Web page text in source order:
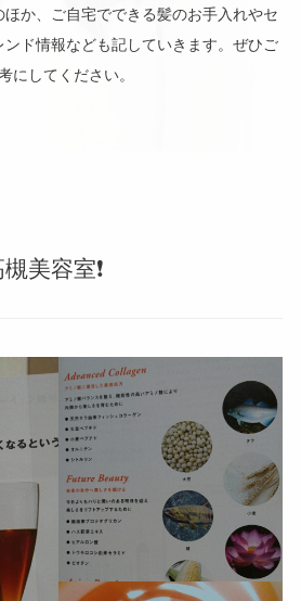
か、ご自宅でできる髪のお手入れやセ
ンド情報なども記していきます。ぜひご
にしてください。
美容室❗